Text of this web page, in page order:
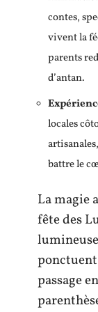
contes,
vivent la
parents
d’antan.
locales
battre le
La magie
fête des
passage